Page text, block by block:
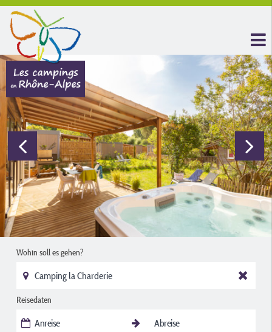
Wohin soll es gehen?
Reisedaten